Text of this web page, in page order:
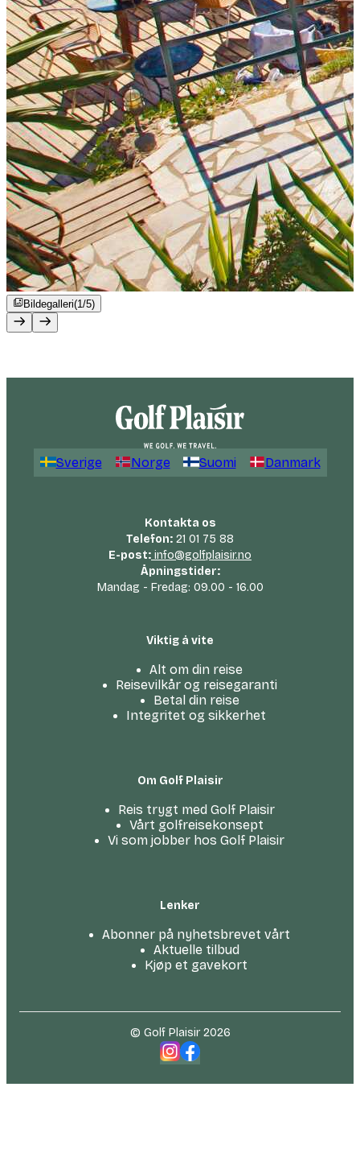
Bildegalleri(1/5)
Sverige Norge Suomi Danmark
Kontakta os
Telefon: 21 01 75 88
E-post: info@golfplaisir.no
Åpningstider:
Mandag - Fredag: 09.00 - 16.00
Viktig å vite
Alt om din reise
Reisevilkår og reisegaranti
Betal din reise
Integritet og sikkerhet
Om Golf Plaisir
Reis trygt med Golf Plaisir
Vårt golfreise­konsept
Vi som jobber hos Golf Plaisir
Lenker
Abonner på nyhetsbrevet vårt
Aktuelle tilbud
Kjøp et gavekort
© Golf Plaisir 2026